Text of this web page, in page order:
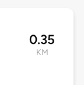
0.35
KM